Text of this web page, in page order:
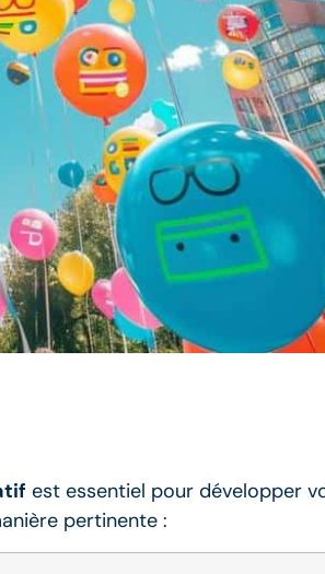
est essentiel pour développer
pertinente :